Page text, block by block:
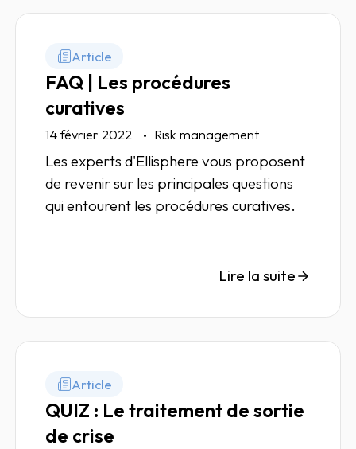
Article
FAQ | Les procédures
curatives
14 février 2022 Risk management
Les experts d'Ellisphere vous proposent
de revenir sur les principales questions
qui entourent les procédures curatives.
Lire la suite
Article
QUIZ : Le traitement de sortie
de crise